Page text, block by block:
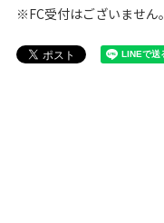
※FC受付はございません。